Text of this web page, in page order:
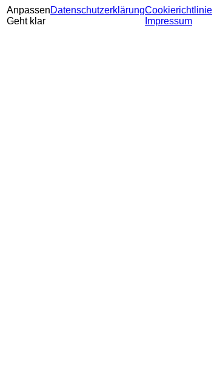
Anpassen
Geht klar
DatenschutzerklärungCookierichtlinie
Impressum